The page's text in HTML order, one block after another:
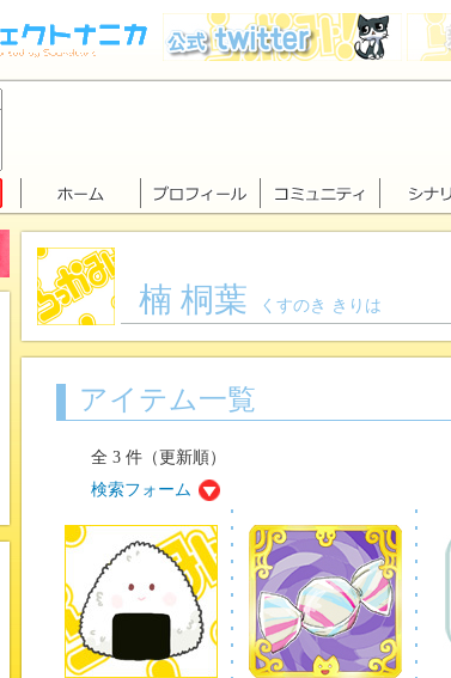
楠 桐葉 くすのき きりは
アイテム一覧
全 3 件（更新順）
検索フォーム